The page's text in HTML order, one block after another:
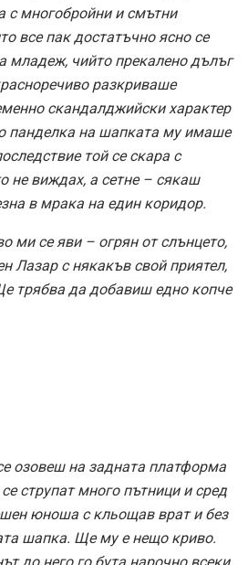
с многобройни и смътни
все пак достатъчно ясно се
младеж, чийто прекалено дълъг
разкриваше
скандалджийски характер
панделка на шапката му имаше
той се скара с
не виждах, а сетне – сякаш
в мрака на един коридор.
ми се яви – огрян от слънцето,
Лазар с някакъв свой приятел,
трябва да добавиш едно копче
озовеш на задната платформа
струпат много пътници и сред
юноша с кльощав врат и без
шапка. Ще му е нещо криво.